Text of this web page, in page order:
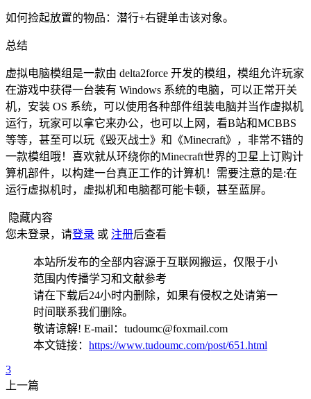
如何捡起放置的物品：潜行+右键单击该对象。
总结
虚拟电脑模组是一款由 delta2force 开发的模组，模组允许玩家
在游戏中获得一台装有 Windows 系统的电脑，可以正常开关
机，安装 OS 系统，可以使用各种部件组装电脑并当作虚拟机
运行，玩家可以拿它来办公，也可以上网，看B站和MCBBS
等等，甚至可以玩《毁灭战士》和《Minecraft》，非常不错的
一款模组哦！喜欢就从环绕你的Minecraft世界的卫星上订购计
算机部件，以构建一台真正工作的计算机！需要注意的是:在
运行虚拟机时，虚拟机和电脑都可能卡顿，甚至蓝屏。
隐藏内容
您未登录，请登录 或 注册后查看
本站所发布的全部内容源于互联网搬运，仅限于小
范围内传播学习和文献参考
请在下载后24小时内删除，如果有侵权之处请第一
时间联系我们删除。
敬请谅解! E-mail：tudoumc@foxmail.com
本文链接： https://www.tudoumc.com/post/651.html
3
上一篇